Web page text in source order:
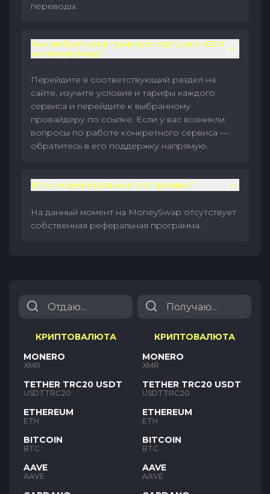
переводы.
Как выбрать виртуальную карту или eSIM
на MoneySwap?
Перейдите в соответствующий раздел на
сайте, изучите условия и тарифы каждого
сервиса и перейдите к выбранному
провайдеру по ссылке. Если у вас возникли
вопросы по работе конкретного сервиса —
обратитесь в его поддержку напрямую.
Есть ли реферальные программы?
На данный момент на MoneySwap отсутствует
собственная реферальная программа.
КРИПТОВАЛЮТА
MONERO
XMR
TETHER TRC20 USDT
USDTTRC20
ETHEREUM
ETH
BITCOIN
BTC
AAVE
AAVE
КРИПТОВАЛЮТА
MONERO
XMR
TETHER TRC20 USDT
USDTTRC20
ETHEREUM
ETH
BITCOIN
BTC
AAVE
AAVE